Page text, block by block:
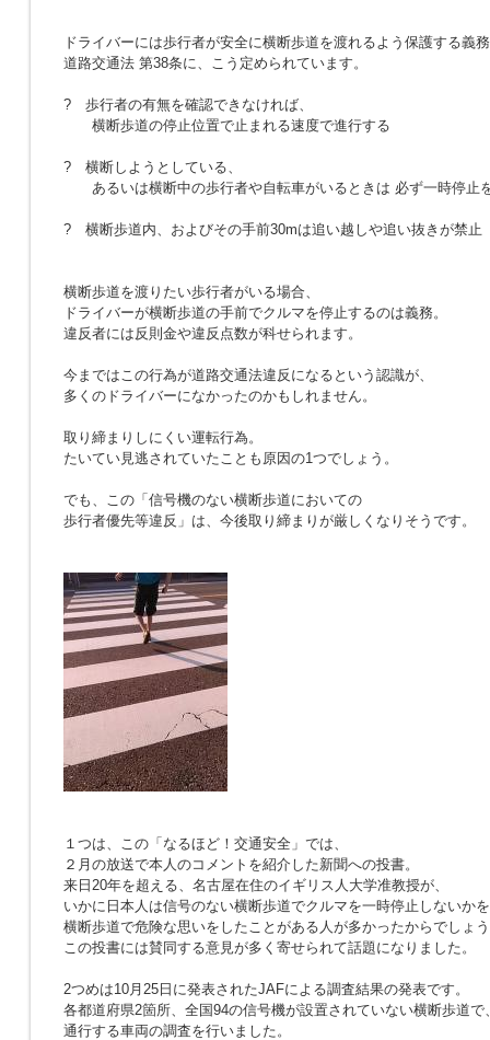
ドライバーには歩行者が安全に横断歩道を渡れるよう保護する義
道路交通法 第38条に、こう定められています。
? 歩行者の有無を確認できなければ、
横断歩道の停止位置で止まれる速度で進行する
? 横断しようとしている、
あるいは横断中の歩行者や自転車がいるときは 必ず一時停止
? 横断歩道内、およびその手前30mは追い越しや追い抜きが禁止
横断歩道を渡りたい歩行者がいる場合、
ドライバーが横断歩道の手前でクルマを停止するのは義務。
違反者には反則金や違反点数が科せられます。
今まではこの行為が道路交通法違反になるという認識が、
多くのドライバーになかったのかもしれません。
取り締まりしにくい運転行為。
たいてい見逃されていたことも原因の1つでしょう。
でも、この「信号機のない横断歩道においての
歩行者優先等違反」は、今後取り締まりが厳しくなりそうです。
１つは、この「なるほど！交通安全」では、
２月の放送で本人のコメントを紹介した新聞への投書。
来日20年を超える、名古屋在住のイギリス人大学准教授が、
いかに日本人は信号のない横断歩道でクルマを一時停止しないか
横断歩道で危険な思いをしたことがある人が多かったからでしょ
この投書には賛同する意見が多く寄せられて話題になりました。
2つめは10月25日に発表されたJAFによる調査結果の発表です。
各都道府県2箇所、全国94の信号機が設置されていない横断歩道で
通行する車両の調査を行いました。